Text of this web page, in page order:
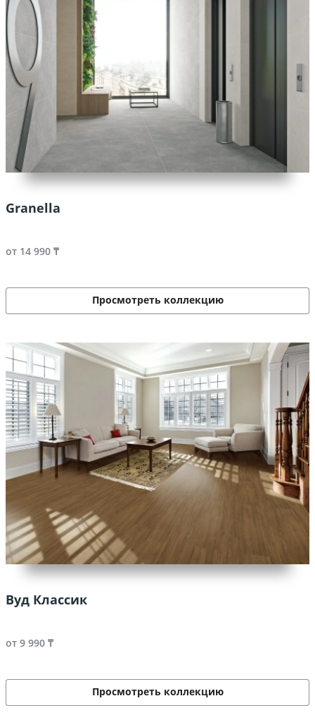
Granella
от 14 990 ₸
Просмотреть коллекцию
Вуд Классик
от 9 990 ₸
Просмотреть коллекцию